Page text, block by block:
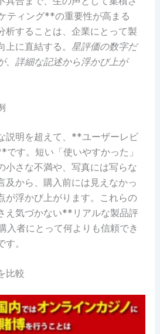
ティング**の重要性が高まる
析することは、企業にとって製
に直結する。 星評価の数字だ
、詳細な記述から浮かび上が
説明を超えて、**ユーザーレビ
です。短い「使いやすかった」
小さな不満や、写真には写らな
及から、購入前には見えなかっ
が浮かび上がります。これらの
え気づかない**リアルな製品評
入者にとって何よりも信頼でき
。
比較